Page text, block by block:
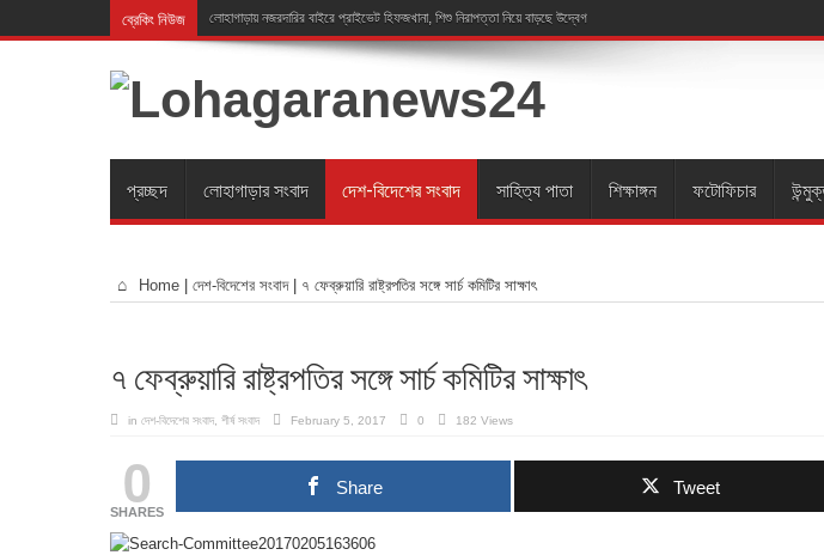
ব্রেকিং নিউজ লোহাগাড়ায় নজরদারির বাইরে প্রাইভেট হিফজখানা, শিশু নিরাপত্তা নিয়ে বাড়ছে উদ্বেগ
প্রচ্ছদ লোহাগাড়ার সংবাদ দেশ-বিদেশের সংবাদ সাহিত্য পাতা শিক্ষাঙ্গন ফটোফিচার
Home দেশ-বিদেশের সংবাদ ৭ ফেব্রুয়ারি রাষ্ট্রপতির সঙ্গে সার্চ কমিটির সাক্ষাৎ
৭ ফেব্রুয়ারি রাষ্ট্রপতির সঙ্গে সার্চ কমিটির সাক্ষাৎ
in দেশ-বিদেশের সংবাদ শীর্ষ সংবাদ February 5, 2017 0 182 Views
0
SHARES
Share Tweet